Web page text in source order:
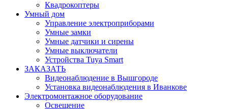
Квадрокоптеры
Умный дом
Управление электроприборами
Умные замки
Умные датчики и сирены
Умные выключатели
Устройства Tuya Smart
ЗАКАЗАТЬ
Видеонаблюдение в Вышгороде
Установка видеонаблюдения в Иванкове
Электромонтажное оборудование
Освещение